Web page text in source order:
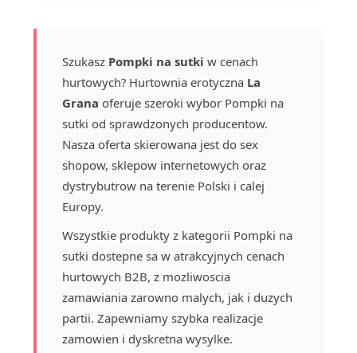
Szukasz Pompki na sutki w cenach
hurtowych? Hurtownia erotyczna La
Grana oferuje szeroki wybor Pompki na
sutki od sprawdzonych producentow.
Nasza oferta skierowana jest do sex
shopow, sklepow internetowych oraz
dystrybutrow na terenie Polski i calej
Europy.
Wszystkie produkty z kategorii Pompki na
sutki dostepne sa w atrakcyjnych cenach
hurtowych B2B, z mozliwoscia
zamawiania zarowno malych, jak i duzych
partii. Zapewniamy szybka realizacje
zamowien i dyskretna wysylke.